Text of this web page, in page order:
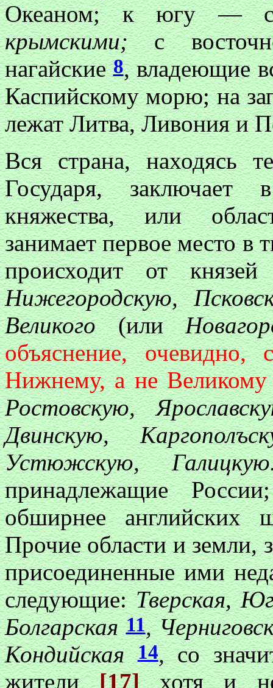
Океаном; к югу — с
крымскими;с
нагайские8, владеющие
Каспийскому морю; на
лежат Литва, Ливония и
Вся страна, находясь
Государя,
княжества, или
занимает первое место в
происходит от
Нижегородскую,
Великого(или
объяснение, очевидно,
Нижнему, а не Великому
Ростовскую,
Двинскую,
Устюжскую,
принадлежащие
обширнее английских
Прочие области и земли,
присоединенные ими
следующие:Тверская,
Болгарская11,
Кондийская14,со
жители[17]хотя и не